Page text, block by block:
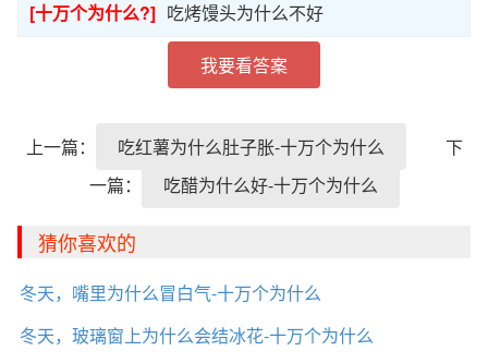
[十万个为什么?] 吃烤馒头为什么不好
我要看答案
上一篇： 吃红薯为什么肚子胀-十万个为什么
下
一篇：
吃醋为什么好-十万个为什么
猜你喜欢的
冬天，嘴里为什么冒白气-十万个为什么
冬天，玻璃窗上为什么会结冰花-十万个为什么